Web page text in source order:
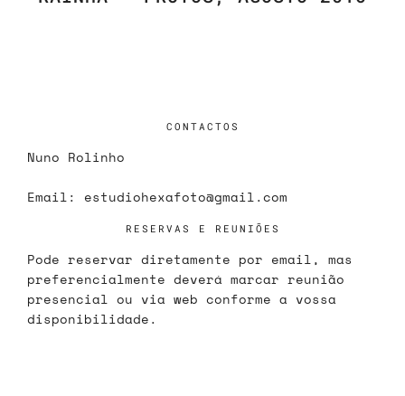
CONTACTOS
Nuno Rolinho
Email: estudiohexafoto@gmail.com
RESERVAS E REUNIÕES
Pode reservar diretamente por email, mas
preferencialmente deverá marcar reunião
presencial ou via web conforme a vossa
disponibilidade.